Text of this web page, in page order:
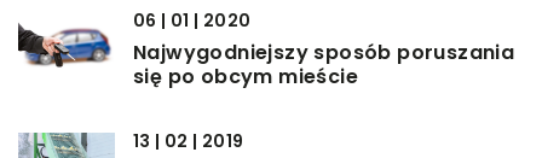
06 | 01 | 2020
Najwygodniejszy sposób poruszania
się po obcym mieście
13 | 02 | 2019